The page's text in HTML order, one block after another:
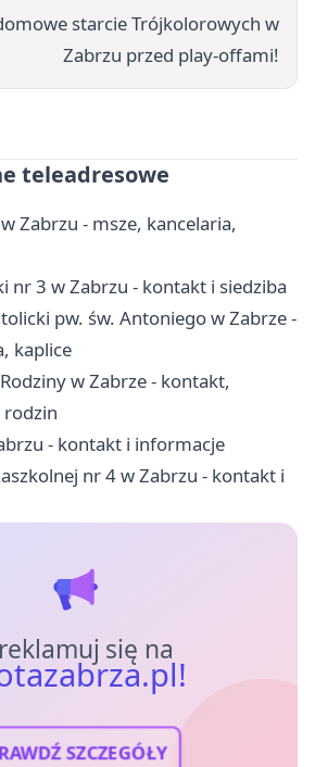
starcie Trójkolorowych w
Zabrzu przed play-offami!
teleadresowe
Zabrzu - msze, kancelaria,
nr 3 w Zabrzu - kontakt i siedziba
pw. św. Antoniego w Zabrze -
kaplice
w Zabrze - kontakt,
rodzin
- kontakt i informacje
nr 4 w Zabrzu - kontakt i
się na
SZCZEGÓŁY